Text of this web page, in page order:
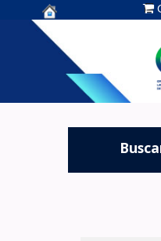
Centro de
Documentación
OLADE -